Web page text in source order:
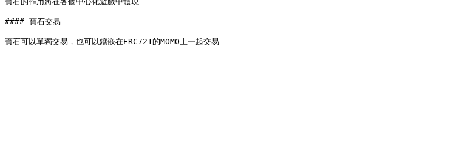
#### 寶石交易